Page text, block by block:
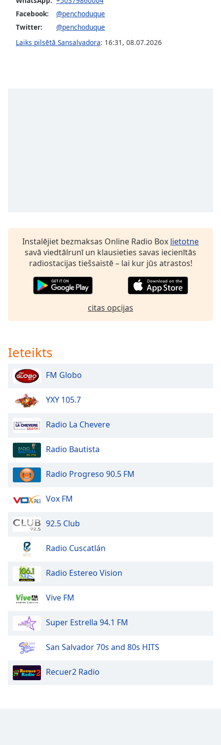
dialog
window.
Escape
cancel
Background
Opacity
Font
Edge
Font
Family
Reset
Close
Dialog
dialog
window.
Facebook:
@penchoduque
Twitter:
@penchoduque
Laiks pilsētā Sansalvadora: 16:31 , 08.07.2026
Instalējiet bezmaksas Online Radio Box lietotne
savā viedtālrunī un klausieties savas iecienītās
radiostacijas tiešsaistē – lai kur jūs atrastos!
citas opcijas
Ieteikts
FM Globo
YXY 105.7
Radio La Chevere
Radio Bautista
Radio Progreso 90.5 FM
Vox FM
92.5 Club
Radio Cuscatlán
Radio Estereo Vision
Vive FM
Super Estrella 94.1 FM
San Salvador 70s and 80s HITS
Recuer2 Radio